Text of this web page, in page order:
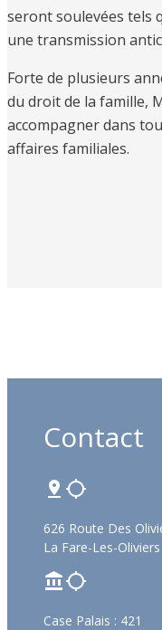
seront soulevées tels
une transmission
Forte de plusieurs
du droit de la famille,
accompagner dans
affaires familiales.
Contact
626 Route Des
La Fare-Les-Oliviers
Case Palais : 421